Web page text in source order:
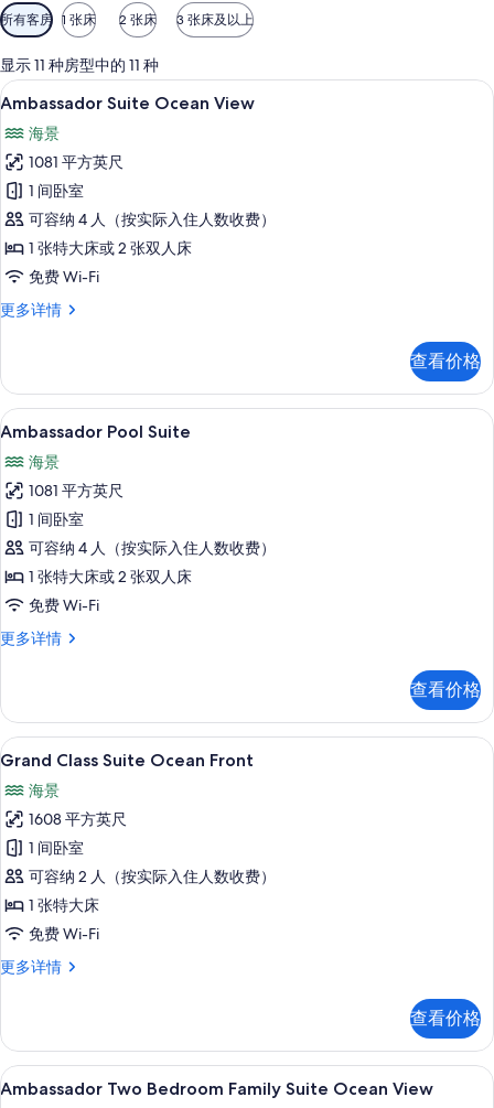
可
用
的
客
房
筛
选
条
件
所有客房 1 张床 2 张床 3 张床及以上
显示 11 种房型中的 11 种
显
Ambassador
Suite
Ocean
View
的
所
有
Ambassador Suite Ocean View | 埃
5
Ambassador Suite Ocean View
海景
1081 平方英尺
1 间卧室
可容纳 4 人（按实际入住人数收费）
1 张特大床或 2 张双人床
免费 Wi-Fi
更多详情
Ambassador
更
多
信
查看价格
显
Ambassador
Pool
Suite
的
所
有
照
Ambassador Pool Suite | 埃及棉床单
5
Ambassador Pool Suite
海景
1081 平方英尺
1 间卧室
可容纳 4 人（按实际入住人数收费）
1 张特大床或 2 张双人床
免费 Wi-Fi
更多详情
Ambassador
多
信
息
查看价格
显
Grand
Class
Suite
Ocean
Front
的
所
片
Grand Class Suite Ocean Front | 埃
5
Grand Class Suite Ocean Front
海景
1608 平方英尺
1 间卧室
可容纳 2 人（按实际入住人数收费）
1 张特大床
免费 Wi-Fi
更多详情
Grand
Front
更
多
查看价格
显
Ambassador Two Bedroom Family
5
Ambassador Two Bedroom Family Suite Ocean View